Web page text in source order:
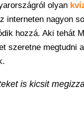
olyan
interneten nagyon
hozzá. Aki tehát
szeretne megtudni
is kicsit